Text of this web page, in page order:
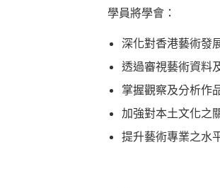
學員將學會：
深化對香港藝術發
透過審視藝術資料
掌握觀察及分析作
加強對本土文化之
提升藝術專業之水